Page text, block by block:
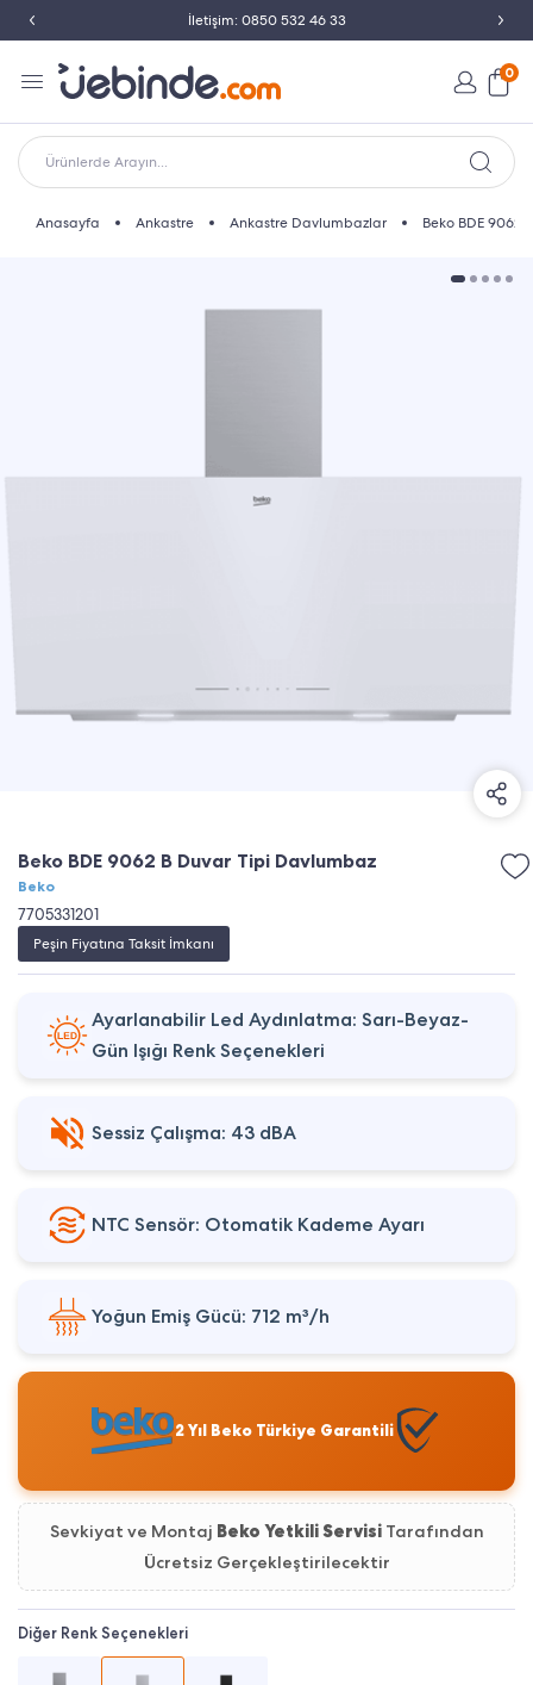
Peşin Fiyatına Taksit İmkanı
0
Ürünlerde Arayın...
Anasayfa Ankastre Ankastre Davlumbazlar Beko BDE 9062
Beko BDE 9062 B Duvar Tipi Davlumbaz
Beko
7705331201
Peşin Fiyatına Taksit İmkanı
Ayarlanabilir Led Aydınlatma: Sarı-Beyaz-
Gün Işığı Renk Seçenekleri
Sessiz Çalışma: 43 dBA
NTC Sensör: Otomatik Kademe Ayarı
Yoğun Emiş Gücü: 712 m³/h
2 Yıl Beko Türkiye Garantili
Sevkiyat ve Montaj Beko Yetkili ServisiTarafından
Ücretsiz Gerçekleştirilecektir
Diğer Renk Seçenekleri